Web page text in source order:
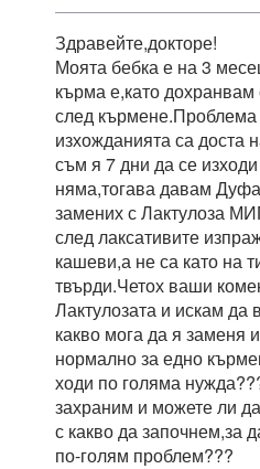
Здравейте,докторе!
Моята бебка е на 3
кърма е,като
след кърмене.Проблема
изхожданията са доста
съм я 7 дни да се
няма,тогава давам
замених с Лактулоза
след лаксативите
кашеви,а не са като на
твърди.Четох ваши
Лактулозата и искам да
какво мога да я заменя
нормално за едно
ходи по голяма
захраним и можете ли
с какво да започнем,за
по-голям проблем???